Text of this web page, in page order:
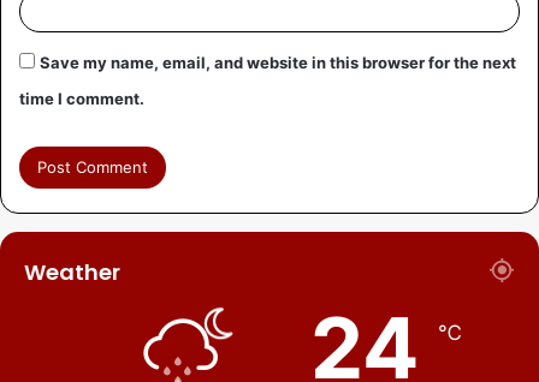
Save my name, email, and website in this browser for the next
time I comment.
Weather
24 ℃